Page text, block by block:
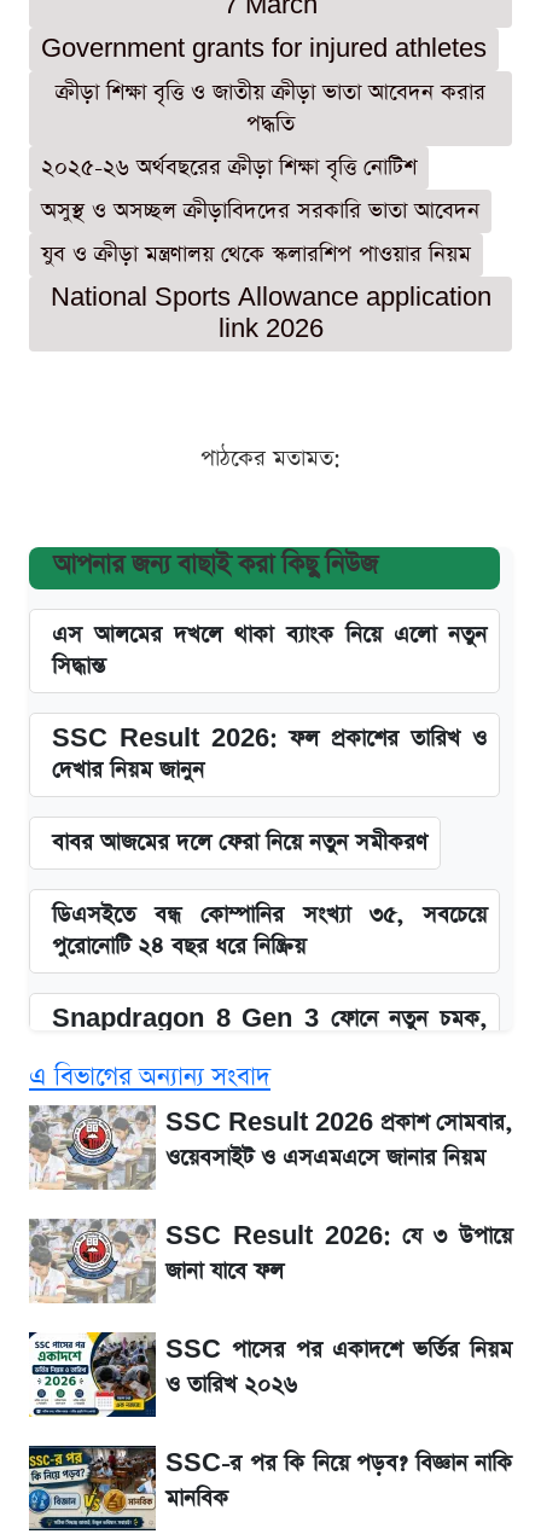
Government grants for injured athletes
ক্রীড়া শিক্ষা বৃত্তি ও জাতীয় ক্রীড়া ভাতা আবেদন করার
পদ্ধতি
২০২৫-২৬ অর্থবছরের ক্রীড়া শিক্ষা বৃত্তি নোটিশ
অসুস্থ ও অসচ্ছল ক্রীড়াবিদদের সরকারি ভাতা আবেদন
যুব ও ক্রীড়া মন্ত্রণালয় থেকে স্কলারশিপ পাওয়ার নিয়ম
National Sports Allowance application
link 2026
পাঠকের মতামত:
আপনার জন্য বাছাই করা কিছু নিউজ
এস আলমের দখলে থাকা ব্যাংক নিয়ে এলো নতুন
সিদ্ধান্ত
SSC Result 2026: ফল প্রকাশের তারিখ ও
দেখার নিয়ম জানুন
বাবর আজমের দলে ফেরা নিয়ে নতুন সমীকরণ
ডিএসইতে বন্ধ কোম্পানির সংখ্যা ৩৫, সবচেয়ে
পুরোনোটি ২৪ বছর ধরে নিষ্ক্রিয়
Snapdragon 8 Gen 3 ফোনে নতুন চমক,
SSC Result 2026: যে ৩ উপায়ে জানা যাবে
ফল
১৮০ দিনের মূল্যায়ন শেষে মন্ত্রিসভায় পরিবর্তন
জেনে নিন আজকের সোনা ও রুপার সর্বশেষ দাম
আগে দেখে নিন, আজকের সোনার নতুন দাম
তাপমাত্রা নিয়ে নতুন পূর্বাভাস দিল আবহাওয়া অফিস
টিভিতে আজকের খেলা (৭ আগস্ট)
এ বিভাগের অন্যান্য সংবাদ
SSC Result 2026 প্রকাশ সোমবার,
ওয়েবসাইট ও এসএমএসে জানার নিয়ম
SSC Result 2026: যে ৩ উপায়ে
জানা যাবে ফল
SSC পাসের পর একাদশে ভর্তির নিয়ম
ও তারিখ ২০২৬
SSC-র পর কি নিয়ে পড়ব? বিজ্ঞান নাকি
মানবিক